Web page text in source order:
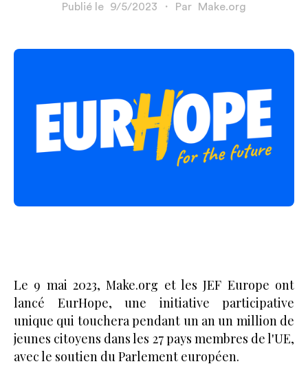
Publié le 9/5/2023 ・ Par Make.org
Le 9 mai 2023, Make.org et les JEF Europe ont
lancé EurHope, une initiative participative
unique qui touchera pendant un an un million de
jeunes citoyens dans les 27 pays membres de l'UE,
avec le soutien du Parlement européen.